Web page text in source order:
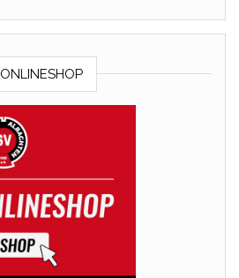
ONLINESHOP